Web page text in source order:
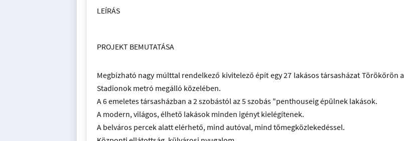
LEÍRÁS
PROJEKT BEMUTATÁSA
Megbízható nagy múlttal rendelkező kivitelező épít egy 27 lakásos társasházat Törökőrön a
Stadionok metró megálló közelében.
A 6 emeletes társasházban a 2 szobástól az 5 szobás "penthouseig épülnek lakások.
A modern, világos, élhető lakások minden igényt kielégítenek.
A belváros percek alatt elérhető, mind autóval, mind tömegközlekedéssel.